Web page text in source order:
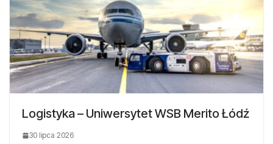
Logistyka – Uniwersytet WSB Merito Łódź
30 lipca 2026